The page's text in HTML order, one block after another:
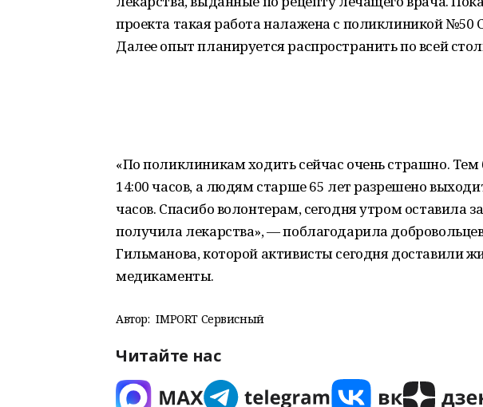
проекта такая работа налажена с поликлиникой №50
Далее опыт планируется распространить по всей
«По поликлиникам ходить сейчас очень страшно. Тем
14:00 часов, а людям старше 65 лет разрешено
часов. Спасибо волонтерам, сегодня утром оставила
получила лекарства», — поблагодарила
Гильманова, которой активисты сегодня доставили
медикаменты.
Автор: IMPORT Сервисный
Читайте нас